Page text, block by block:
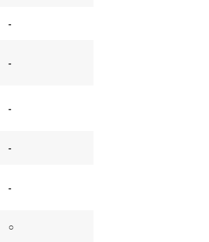
-
-
-
-
-
○